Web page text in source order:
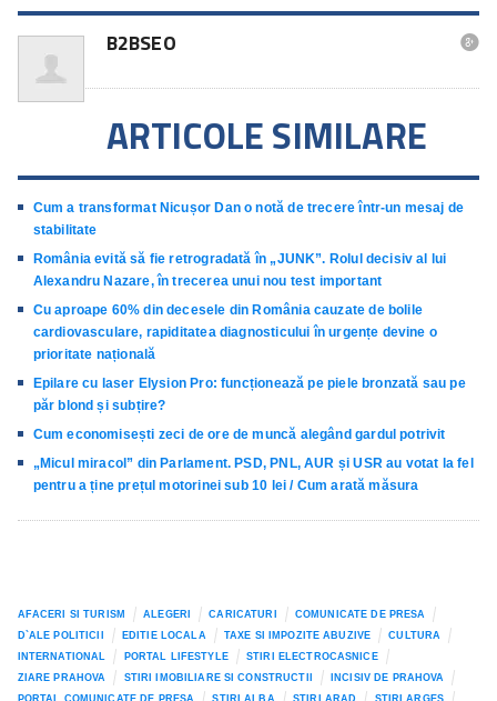
B2BSEO 
ARTICOLE SIMILARE
Cum a transformat Nicușor Dan o notă de trecere într-un mesaj de
stabilitate
România evită să fie retrogradată în „JUNK”. Rolul decisiv al lui
Alexandru Nazare, în trecerea unui nou test important
Cu aproape 60% din decesele din România cauzate de bolile
cardiovasculare, rapiditatea diagnosticului în urgențe devine o
prioritate națională
Epilare cu laser Elysion Pro: funcționează pe piele bronzată sau pe
păr blond și subțire?
Cum economisești zeci de ore de muncă alegând gardul potrivit
„Micul miracol” din Parlament. PSD, PNL, AUR și USR au votat la fel
pentru a ține prețul motorinei sub 10 lei / Cum arată măsura
AFACERI SI TURISM ALEGERI CARICATURI
COMUNICATE DE PRESA
D`ALE POLITICII
EDITIE LOCALA TAXE SI IMPOZITE ABUZIVE
CULTURA
INTERNATIONAL
PORTAL LIFESTYLE
STIRI ELECTROCASNICE
ZIARE PRAHOVA
STIRI IMOBILIARE SI CONSTRUCTII
INCISIV DE PRAHOVA
PORTAL COMUNICATE DE PRESA
STIRI ALBA STIRI ARAD STIRI ARGES